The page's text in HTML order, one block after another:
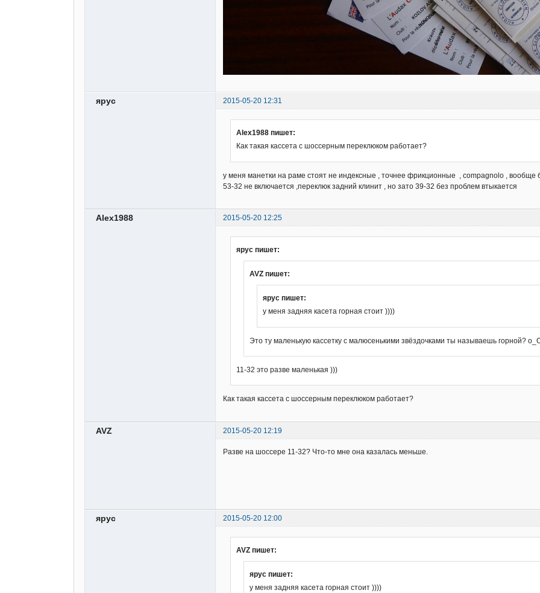
ярус 2015-05-20 12:31
Alex1988 пишет:
Как такая кассета с шоссерным переклюком работает?
у меня манетки на раме стоят не индексные , точнее фрикционные , compagnolo , вообще
53-32 не включается ,переклюк задний клинит , но зато 39-32 без проблем втыкается
Alex1988 2015-05-20 12:25
ярус пишет:
AVZ пишет:
ярус пишет:
у меня задняя касета горная стоит ))))
Это ту маленькую кассетку с малюсенькими звёздочками ты называешь горной?
11-32 это разве маленькая )))
Как такая кассета с шоссерным переклюком работает?
AVZ 2015-05-20 12:19
Разве на шоссере 11-32? Что-то мне она казалась меньше.
ярус 2015-05-20 12:00
AVZ пишет:
ярус пишет:
у меня задняя касета горная стоит ))))